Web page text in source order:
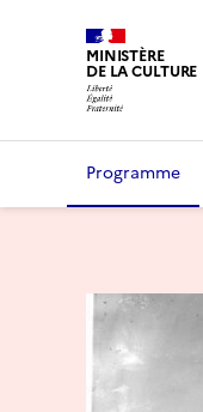
MINISTÈRE
DE LA CULTURE
Programme